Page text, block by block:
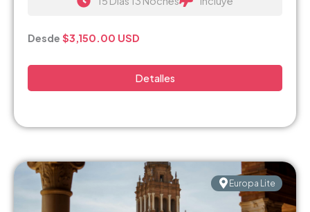
Desde $3,150.00 USD
Detalles
Europa Lite